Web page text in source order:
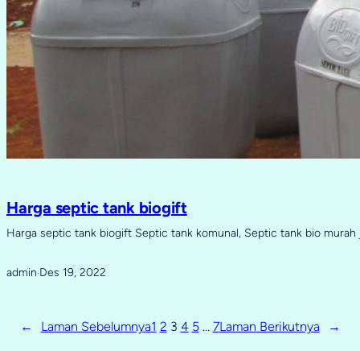
Harga septic tank biogift
Harga septic tank biogift Septic tank komunal, Septic tank bio murah
admin·Des 19, 2022
← Laman Sebelumnya1 2 3 4 5 … 7Laman Berikutnya →